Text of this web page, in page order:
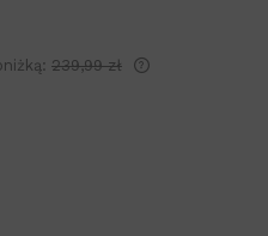
239,99 zł